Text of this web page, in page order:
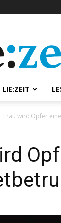
LIE:ZEIT
Frau wird Opfer